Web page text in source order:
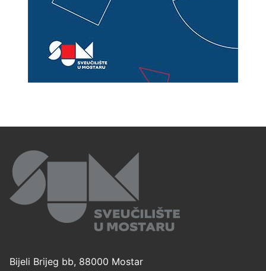
Bijeli Brijeg bb, 88000 Mostar